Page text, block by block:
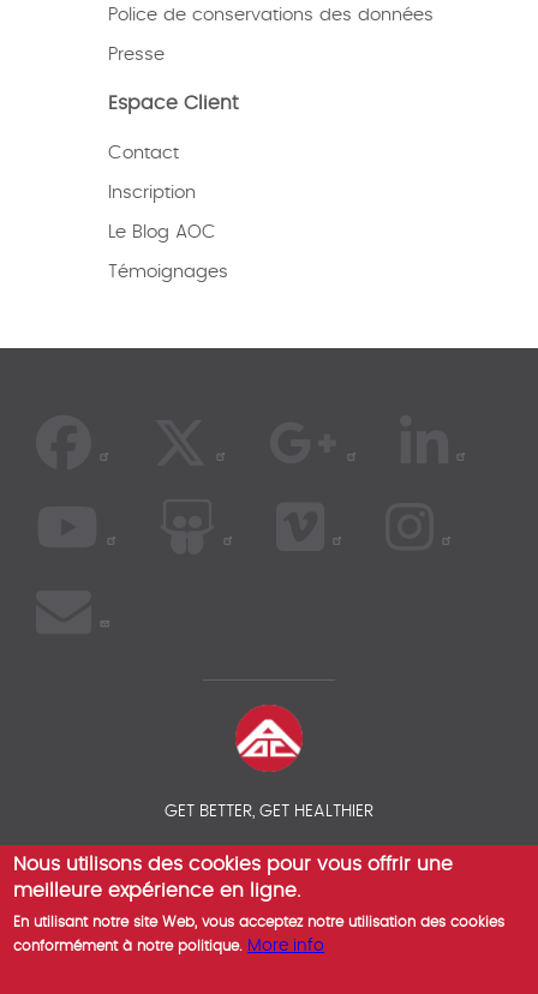
Police de conservations des données
Presse
Espace Client
Contact
Inscription
Le Blog AOC
Témoignages
GET BETTER, GET HEALTHIER
© 2026 COMPAREZ VOS ASSURANCES SANTÉ EXPATRIÉS - AOC
INSURANCE BROKER
Nous utilisons des cookies pour vous offrir une
meilleure expérience en ligne.
En utilisant notre site Web, vous acceptez notre utilisation des cookies
conformément à notre politique. More info